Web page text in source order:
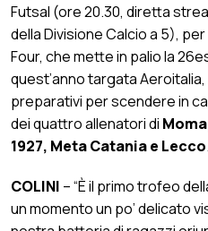
Futsal (ore 20.30, diretta
della Divisione Calcio a 5),
Four, che mette in palio la
quest’anno targata
preparativi per scendere in
dei quattro allenatori di
1927, Meta Catania e Lecco.
COLINI – “È il primo trofeo
un momento un po’ delicato